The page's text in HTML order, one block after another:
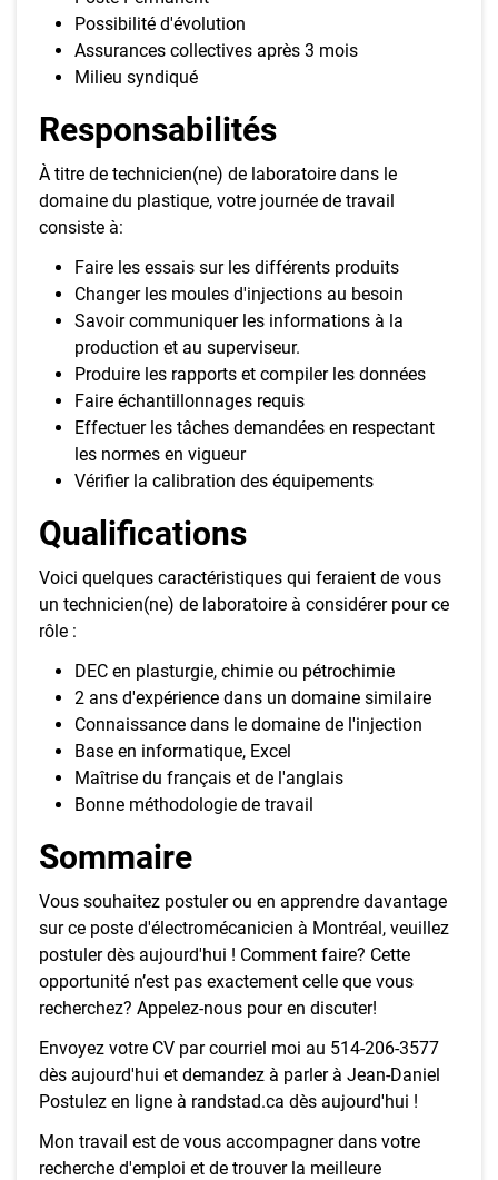
Possibilité d'évolution
Assurances collectives après 3 mois
Milieu syndiqué
Responsabilités
À titre de technicien(ne) de laboratoire dans le
domaine du plastique, votre journée de travail
consiste à:
Faire les essais sur les différents produits
Changer les moules d'injections au besoin
Savoir communiquer les informations à la
production et au superviseur.
Produire les rapports et compiler les données
Faire échantillonnages requis
Effectuer les tâches demandées en respectant
les normes en vigueur
Vérifier la calibration des équipements
Qualifications
Voici quelques caractéristiques qui feraient de vous
un technicien(ne) de laboratoire à considérer pour ce
rôle :
DEC en plasturgie, chimie ou pétrochimie
2 ans d'expérience dans un domaine similaire
Connaissance dans le domaine de l'injection
Base en informatique, Excel
Maîtrise du français et de l'anglais
Bonne méthodologie de travail
Sommaire
Vous souhaitez postuler ou en apprendre davantage
sur ce poste d'électromécanicien à Montréal, veuillez
postuler dès aujourd'hui ! Comment faire? Cette
opportunité n’est pas exactement celle que vous
recherchez? Appelez-nous pour en discuter!
Envoyez votre CV par courriel moi au 514-206-3577
dès aujourd'hui et demandez à parler à Jean-Daniel
Postulez en ligne à randstad.ca dès aujourd'hui !
Mon travail est de vous accompagner dans votre
recherche d'emploi et de trouver la meilleure